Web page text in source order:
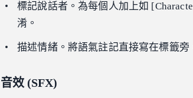
標記說話者。為每個人加上如
淆。
描述情緒。將語氣註記直接寫在標籤旁
音效 (SFX)